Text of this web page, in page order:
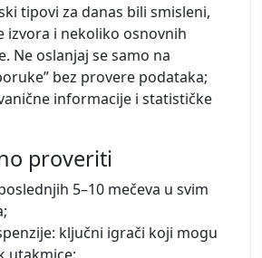
tipovi za danas bili smisleni,
izvora i nekoliko osnovnih
Ne oslanjaj se samo na
bez provere podataka;
informacije i statističke
proveriti
5–10 mečeva u svim
ključni igrači koji mogu